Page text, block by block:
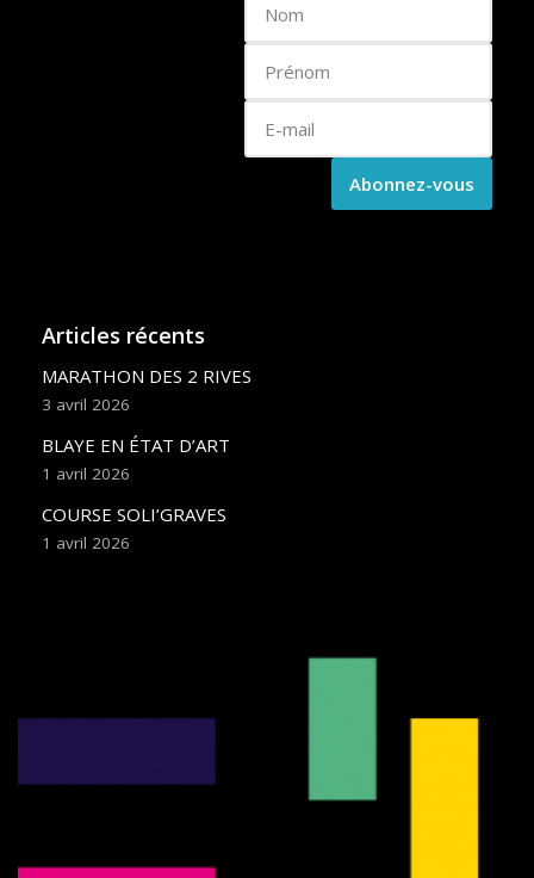
Articles récents
MARATHON DES 2 RIVES
3 avril 2026
BLAYE EN ÉTAT D’ART
1 avril 2026
COURSE SOLI’GRAVES
1 avril 2026